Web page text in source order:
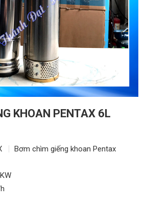
KHOAN PENTAX 6L
Bơm chìm giếng khoan Pentax